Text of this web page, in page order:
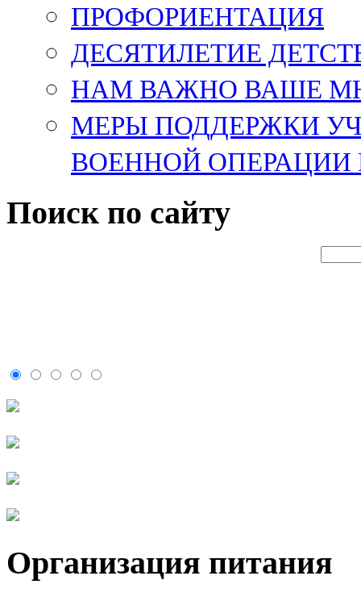
ПРОФОРИЕНТАЦИЯ
ДЕСЯТИЛЕТИЕ
НАМ ВАЖНО ВАШЕ
МЕРЫ ПОДДЕРЖКИ
ВОЕННОЙ ОПЕРАЦИИ
Поиск по сайту
Организация питания